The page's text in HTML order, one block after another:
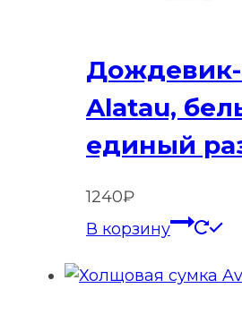
Alatau,
единый
1240₽
В корзину